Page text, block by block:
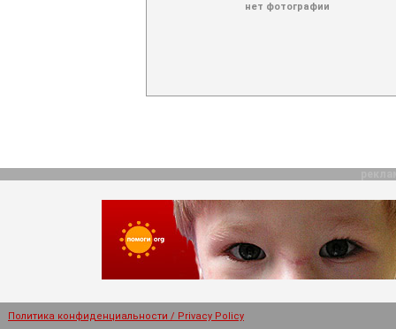
нет фотографии
Политика конфиденциальности / Privacy Policy